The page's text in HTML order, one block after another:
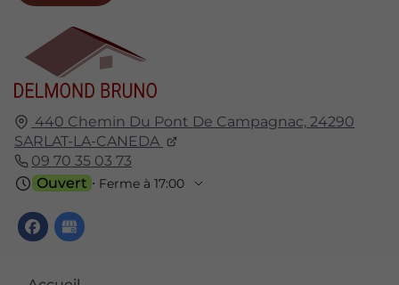
440 Chemin Du Pont De Campagnac, 24290
SARLAT-LA-CANEDA
09 70 35 03 73
Ouvert ⋅ Ferme à 17:00